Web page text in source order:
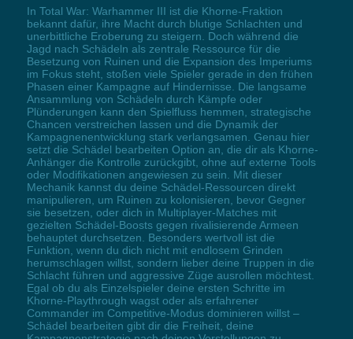
In Total War: Warhammer III ist die Khorne-Fraktion
bekannt dafür, ihre Macht durch blutige Schlachten und
unerbittliche Eroberung zu steigern. Doch während die
Jagd nach Schädeln als zentrale Ressource für die
Besetzung von Ruinen und die Expansion des Imperiums
im Fokus steht, stoßen viele Spieler gerade in den frühen
Phasen einer Kampagne auf Hindernisse. Die langsame
Ansammlung von Schädeln durch Kämpfe oder
Plünderungen kann den Spielfluss hemmen, strategische
Chancen verstreichen lassen und die Dynamik der
Kampagnenentwicklung stark verlangsamen. Genau hier
setzt die Schädel bearbeiten Option an, die dir als Khorne-
Anhänger die Kontrolle zurückgibt, ohne auf externe Tools
oder Modifikationen angewiesen zu sein. Mit dieser
Mechanik kannst du deine Schädel-Ressourcen direkt
manipulieren, um Ruinen zu kolonisieren, bevor Gegner
sie besetzen, oder dich in Multiplayer-Matches mit
gezielten Schädel-Boosts gegen rivalisierende Armeen
behauptet durchsetzen. Besonders wertvoll ist die
Funktion, wenn du dich nicht mit endlosem Grinden
herumschlagen willst, sondern lieber deine Truppen in die
Schlacht führen und aggressive Züge ausrollen möchtest.
Egal ob du als Einzelspieler deine ersten Schritte im
Khorne-Playthrough wagst oder als erfahrener
Commander im Competitive-Modus dominieren willst –
Schädel bearbeiten gibt dir die Freiheit, deine